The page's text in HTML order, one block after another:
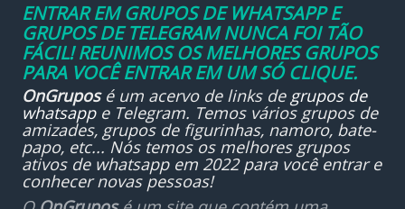
ENTRAR EM GRUPOS DE WHATSAPP E
GRUPOS DE TELEGRAM NUNCA FOI TÃO
FÁCIL! REUNIMOS OS MELHORES GRUPOS
PARA VOCÊ ENTRAR EM UM SÓ CLIQUE.
OnGruposé um acervo de links de grupos de
whatsappe Telegram. Temos vários grupos de
amizades, grupos de figurinhas, namoro, bate-
papo, etc... Nós temos os melhores grupos
ativos de whatsapp em 2022 para você entrar e
conhecer novas pessoas!